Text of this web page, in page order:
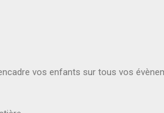
vos enfants sur tous vos